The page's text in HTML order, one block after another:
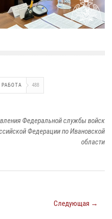
488
Федеральной службы войск
Федерации по Ивановской
области
Следующая →